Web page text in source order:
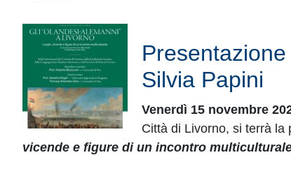
Silvia Papini
Venerdì 15 novembre
Città di Livorno, si terrà la
vicende e figure di un incontro